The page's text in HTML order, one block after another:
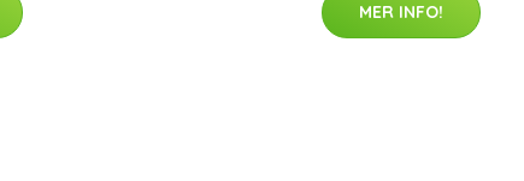
MER INFO!